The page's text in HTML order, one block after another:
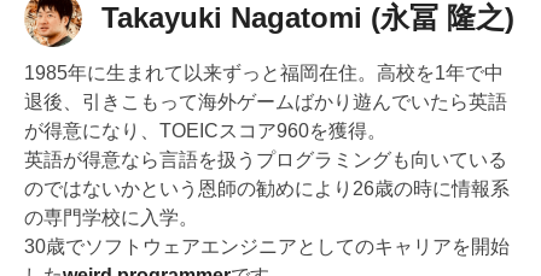
Takayuki Nagatomi (永冨 隆之)
1985年に生まれて以来ずっと福岡在住。高校を1年で中
退後、引きこもって海外ゲームばかり遊んでいたら英語
が得意になり、TOEICスコア960を獲得。
英語が得意なら言語を扱うプログラミングも向いている
のではないかという恩師の勧めにより26歳の時に情報系
の専門学校に入学。
30歳でソフトウェアエンジニアとしてのキャリアを開始